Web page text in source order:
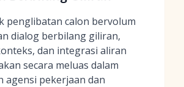
penglibatan calon bervolum
dialog berbilang giliran,
dan integrasi aliran
secara meluas dalam
agensi pekerjaan dan